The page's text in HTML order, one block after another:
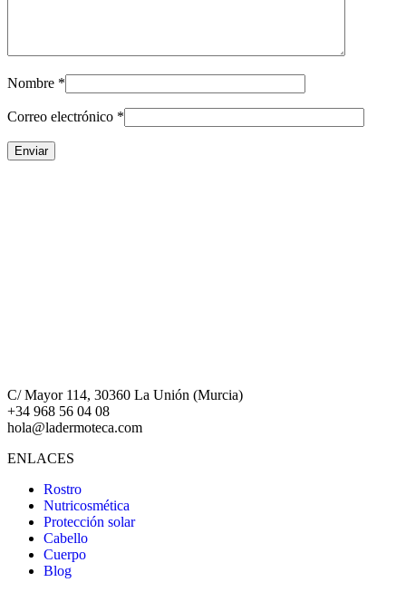
Nombre *
Correo electrónico *
C/ Mayor 114, 30360 La Unión (Murcia)
+34 968 56 04 08
hola@ladermoteca.com
ENLACES
Rostro
Nutricosmética
Protección solar
Cabello
Cuerpo
Blog